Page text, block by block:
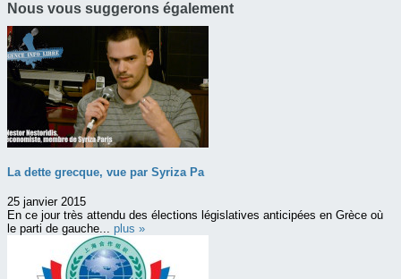
Nous vous suggerons également
La dette grecque, vue par Syriza Pa
25 janvier 2015
En ce jour très attendu des élections législatives anticipées en Grèce où
le parti de gauche... plus »